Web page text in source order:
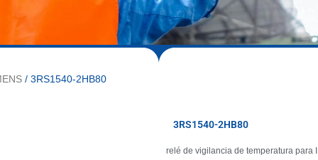
/ 3RS1540-2HB80
3RS1540-2HB80
relé de vigilancia de temperatura para I